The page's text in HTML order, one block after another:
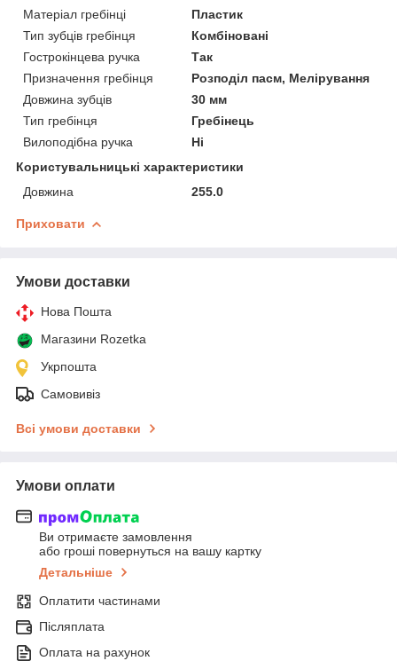
Матеріал гребінці
Пластик
Тип зубців гребінця
Комбіновані
Гострокінцева ручка
Так
Призначення гребінця
Розподіл пасм, Мелірування
Довжина зубців
30 мм
Тип гребінця
Гребінець
Вилоподібна ручка
Ні
Користувальницькі характеристики
Довжина
255.0
Приховати
Умови доставки
Нова Пошта
Магазини Rozetka
Укрпошта
Самовивіз
Всі умови доставки
Умови оплати
Ви отримаєте замовлення
або гроші повернуться на вашу картку
Детальніше
Оплатити частинами
Післяплата
Оплата на рахунок